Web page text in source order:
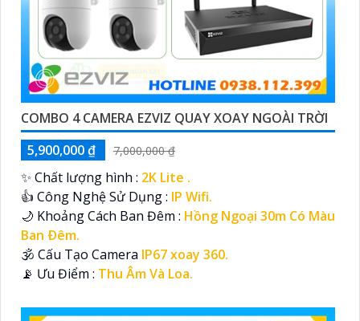
COMBO 4 CAMERA EZVIZ QUAY XOAY NGOÀI TRỜI
5,900,000 ₫
7,000,000 ₫
✨ Chất lượng hình : 2K Lite .
👍 Công Nghệ Sử Dụng : IP Wifi.
🌙 Khoảng Cách Ban Đêm : Hồng Ngoại 30m Có Màu
Ban Ðêm.
🕉️ Cấu Tạo Camera IP67 xoay 360.
️📡 Ưu Điểm : Thu Âm Và Loa.